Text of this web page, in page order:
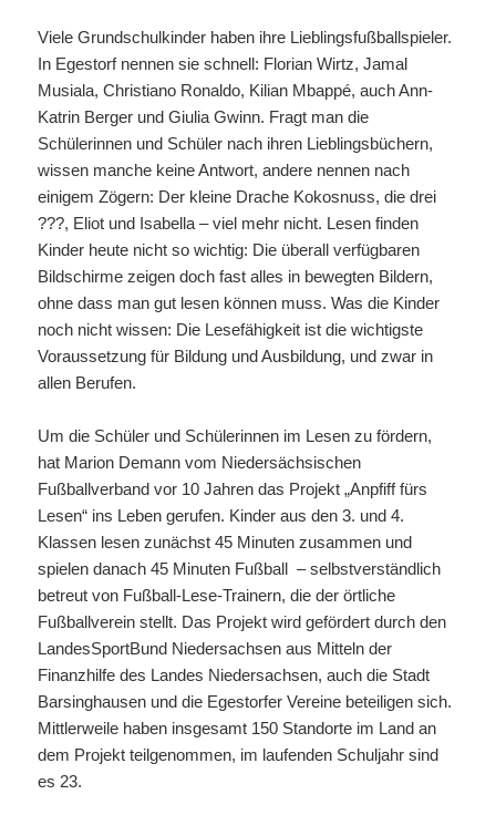
Viele Grundschulkinder haben ihre Lieblingsfußballspieler.
In Egestorf nennen sie schnell: Florian Wirtz, Jamal
Musiala, Christiano Ronaldo, Kilian Mbappé, auch Ann-
Katrin Berger und Giulia Gwinn. Fragt man die
Schülerinnen und Schüler nach ihren Lieblingsbüchern,
wissen manche keine Antwort, andere nennen nach
einigem Zögern: Der kleine Drache Kokosnuss, die drei
???, Eliot und Isabella – viel mehr nicht. Lesen finden
Kinder heute nicht so wichtig: Die überall verfügbaren
Bildschirme zeigen doch fast alles in bewegten Bildern,
ohne dass man gut lesen können muss. Was die Kinder
noch nicht wissen: Die Lesefähigkeit ist die wichtigste
Voraussetzung für Bildung und Ausbildung, und zwar in
allen Berufen.
Um die Schüler und Schülerinnen im Lesen zu fördern,
hat Marion Demann vom Niedersächsischen
Fußballverband vor 10 Jahren das Projekt „Anpfiff fürs
Lesen“ ins Leben gerufen. Kinder aus den 3. und 4.
Klassen lesen zunächst 45 Minuten zusammen und
spielen danach 45 Minuten Fußball – selbstverständlich
betreut von Fußball-Lese-Trainern, die der örtliche
Fußballverein stellt. Das Projekt wird gefördert durch den
LandesSportBund Niedersachsen aus Mitteln der
Finanzhilfe des Landes Niedersachsen, auch die Stadt
Barsinghausen und die Egestorfer Vereine beteiligen sich.
Mittlerweile haben insgesamt 150 Standorte im Land an
dem Projekt teilgenommen, im laufenden Schuljahr sind
es 23.